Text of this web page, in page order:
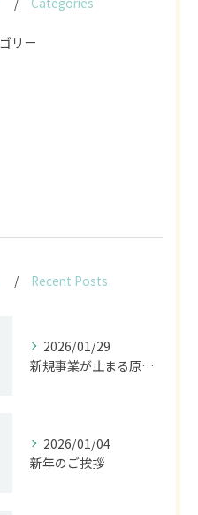
リー
Recent Posts
2026/01/29
新規事業が止まる原因は法規制｜開発前に行うべきリスク診断とは
2026/01/04
新年のご挨拶